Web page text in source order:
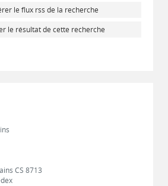
le flux rss de la recherche
le résultat de cette recherche
CS 8713